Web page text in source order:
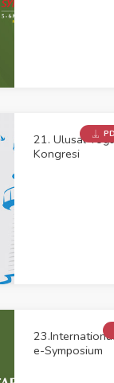
21. Ulusal
Kongresi
e-Symposium